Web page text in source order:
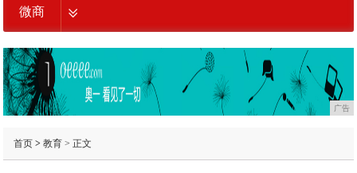
微商
广告
首页> 教育> 正文